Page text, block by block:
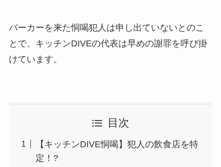
パーカーを来た恫喝犯人は申し出ていないとのこ
とで、キッチンDIVEの代表は早めの謝罪を呼び掛
けています。
目次
【キッチンDIVE恫喝】犯人の飲食店を特
定！?